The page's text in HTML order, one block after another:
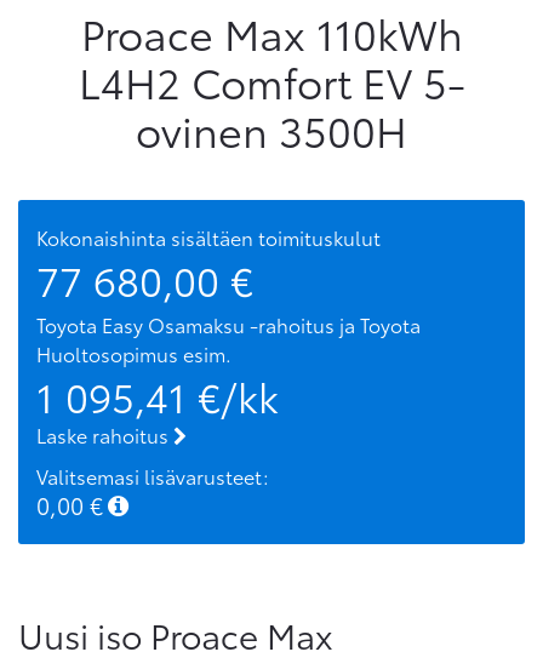
Proace Max 110kWh
L4H2 Comfort EV 5-
ovinen 3500H
Kokonaishinta sisältäen toimituskulut
77 680,00 €
Toyota Easy Osamaksu -rahoitus ja Toyota
Huoltosopimus esim.
1 095,41 €/kk
Laske rahoitus
Valitsemasi lisävarusteet:
0,00 €
Uusi iso Proace Max